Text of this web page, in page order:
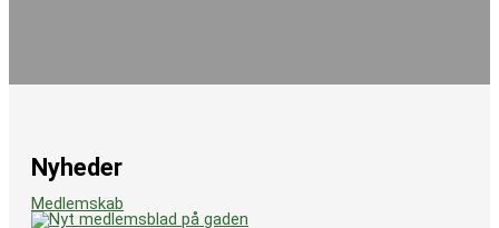
Nyheder
Medlemskab